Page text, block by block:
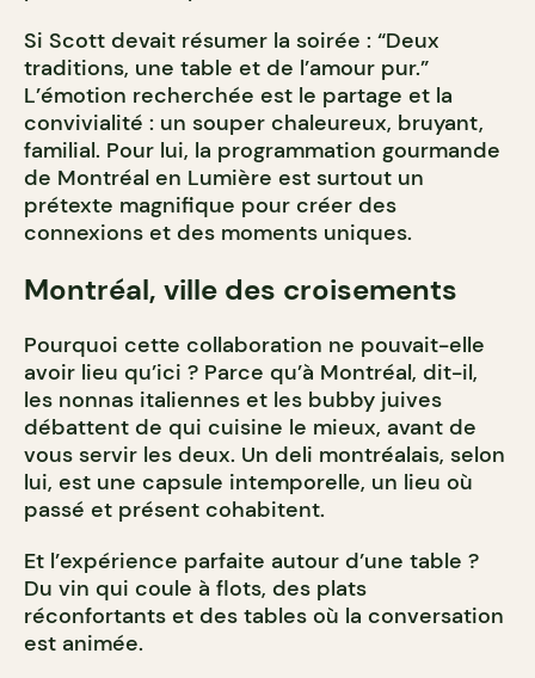
Si Scott devait résumer la soirée : “Deux
traditions, une table et de l’amour pur.”
L’émotion recherchée est le partage et la
convivialité : un souper chaleureux, bruyant,
familial. Pour lui, la programmation gourmande
de Montréal en Lumière est surtout un
prétexte magnifique pour créer des
connexions et des moments uniques.
Montréal, ville des croisements
Pourquoi cette collaboration ne pouvait-elle
avoir lieu qu’ici ? Parce qu’à Montréal, dit-il,
les nonnas italiennes et les bubby juives
débattent de qui cuisine le mieux, avant de
vous servir les deux. Un deli montréalais, selon
lui, est une capsule intemporelle, un lieu où
passé et présent cohabitent.
Et l’expérience parfaite autour d’une table ?
Du vin qui coule à flots, des plats
réconfortants et des tables où la conversation
est animée.